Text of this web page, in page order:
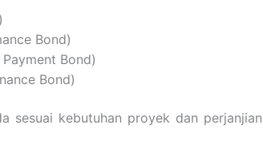
Bond)
Bond)
Bond)
sesuai kebutuhan proyek dan perjanjian